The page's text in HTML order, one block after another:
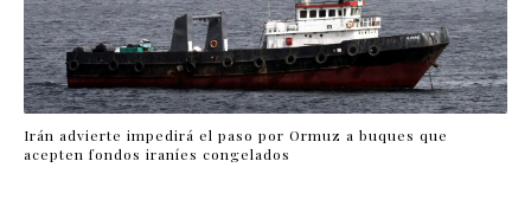
Irán advierte impedirá el paso por Ormuz a buques que
acepten fondos iraníes congelados